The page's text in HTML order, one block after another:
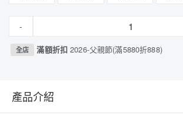
-
全店 滿額折扣2026-父親節(滿5880折888)
產品介紹